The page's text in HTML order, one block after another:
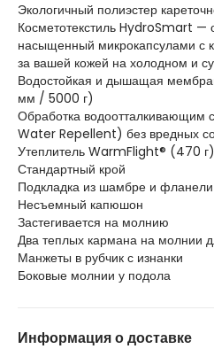
Экологичный полиэстер
Косметотекстиль HydroSmart —
насыщенный микрокапсулами с
за вашей кожей на холодном и
Водостойкая и дышащая
мм / 5000 г)
Обработка водоотталкивающим
Water Repellent) без вредных
Утеплитель WarmFlight® (470 г)
Стандартный крой
Подкладка из шамбре и
Несъемный капюшон
Застегивается на молнию
Два теплых кармана на молнии
Манжеты в рубчик с изнанки
Боковые молнии у подола
Информация о доставке